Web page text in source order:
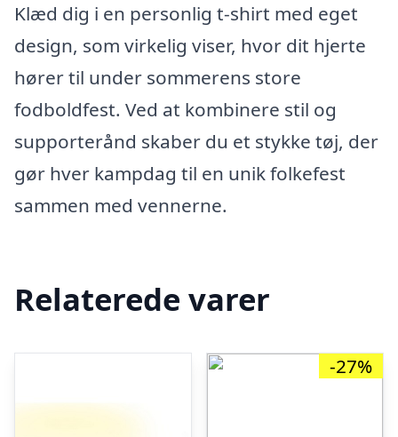
Klæd dig i en personlig t-shirt med eget
design, som virkelig viser, hvor dit hjerte
hører til under sommerens store
fodboldfest. Ved at kombinere stil og
supporterånd skaber du et stykke tøj, der
gør hver kampdag til en unik folkefest
sammen med vennerne.
Relaterede varer
-27%